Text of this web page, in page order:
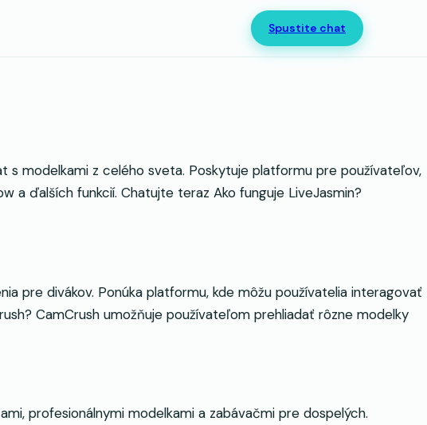
Spustite chat
s modelkami z celého sveta. Poskytuje platformu pre používateľov,
a ďalších funkcií. Chatujte teraz Ako funguje LiveJasmin?
pre divákov. Ponúka platformu, kde môžu používatelia interagovať
CamCrush umožňuje používateľom prehliadať rôzne modelky
profesionálnymi modelkami a zabávačmi pre dospelých.